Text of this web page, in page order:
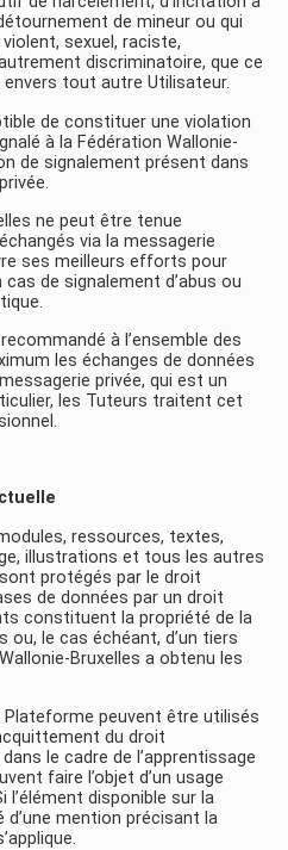
de mineur ou qui
sexuel, raciste,
discriminatoire, que ce
tout autre Utilisateur.
de constituer une violation
à la Fédération Wallonie-
de signalement présent dans
ne peut être tenue
via la messagerie
ses meilleurs efforts pour
de signalement d’abus ou
à l’ensemble des
les échanges de données
privée, qui est un
les Tuteurs traitent cet
ressources, textes,
illustrations et tous les autres
protégés par le droit
de données par un droit
constituent la propriété de la
ou, le cas échéant, d’un tiers
Bruxelles a obtenu les
peuvent être utilisés
du droit
le cadre de l’apprentissage
faire l’objet d’un usage
l’élément disponible sur la
mention précisant la